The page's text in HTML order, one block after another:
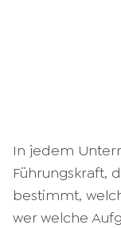
In jedem
Führungskraft,
bestimmt,
wer welche